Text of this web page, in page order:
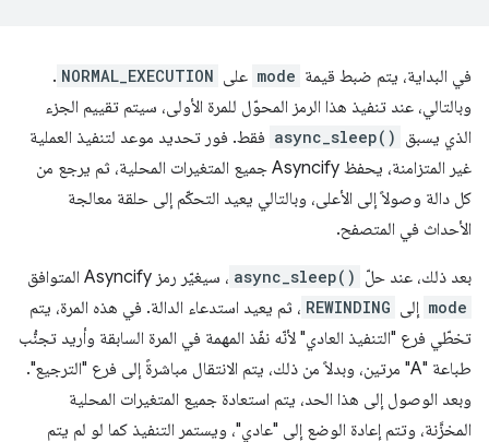
في البداية، يتم ضبط قيمة mode على NORMAL_EXECUTION
.
وبالتالي، عند تنفيذ هذا الرمز المحوّل للمرة الأولى، سيتم تقييم الجزء
الذي يسبق async_sleep() فقط. فور تحديد موعد لتنفيذ العملية
غير المتزامنة، يحفظ Asyncify جميع المتغيرات المحلية، ثم يرجع من
كل دالة وصولاً إلى الأعلى، وبالتالي يعيد التحكّم إلى حلقة معالجة
الأحداث في المتصفح.
بعد ذلك، عند حلّ async_sleep() ، سيغيّر رمز Asyncify المتوافق
mode إلى REWINDING ، ثم يعيد استدعاء الدالة. في هذه المرة، يتم
تخطّي فرع "التنفيذ العادي" لأنّه نفّذ المهمة في المرة السابقة وأريد تجنُّب
طباعة "A" مرتين، وبدلاً من ذلك، يتم الانتقال مباشرةً إلى فرع "الترجيع".
وبعد الوصول إلى هذا الحد، يتم استعادة جميع المتغيرات المحلية
المخزَّنة، وتتم إعادة الوضع إلى "عادي"، ويستمر التنفيذ كما لو لم يتم